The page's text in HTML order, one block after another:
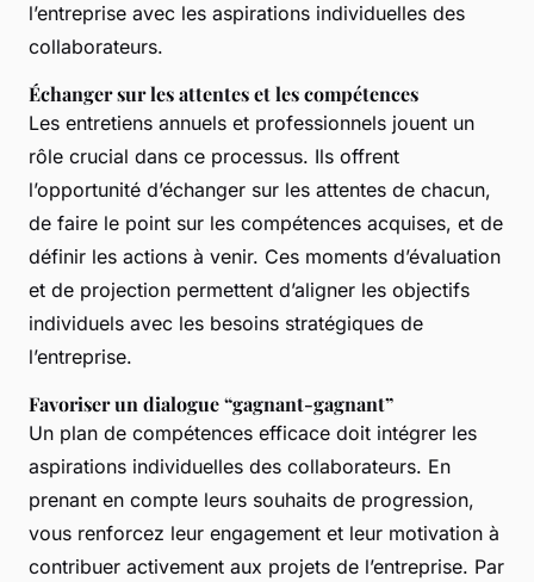
l’entreprise avec les aspirations individuelles des
collaborateurs.
Échanger sur les attentes et les compétences
Les entretiens annuels et professionnels jouent un
rôle crucial dans ce processus. Ils offrent
l’opportunité d’échanger sur les attentes de chacun,
de faire le point sur les compétences acquises, et de
définir les actions à venir. Ces moments d’évaluation
et de projection permettent d’aligner les objectifs
individuels avec les besoins stratégiques de
l’entreprise.
Favoriser un dialogue “gagnant-gagnant”
Un plan de compétences efficace doit intégrer les
aspirations individuelles des collaborateurs. En
prenant en compte leurs souhaits de progression,
vous renforcez leur engagement et leur motivation à
contribuer activement aux projets de l’entreprise. Par